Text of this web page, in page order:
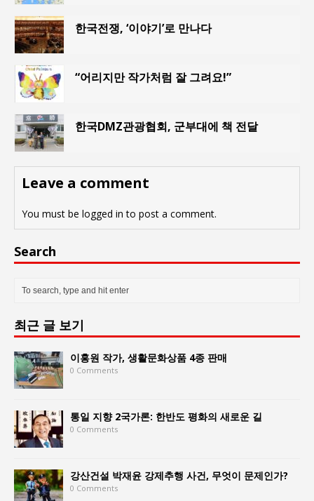
한국전쟁, ‘이야기’로 만나다
“어리지만 작가처럼 잘 그려요!”
한국DMZ관광협회, 군부대에 책 전달
Leave a comment
You must be logged in to post a comment.
Search
최근 글 보기
이홍원 작가, 생활문화상품 4종 판매
0 Comments
통일 지향 2국가론: 한반도 평화의 새로운 길
0 Comments
강산건설 박재윤 강제추행 사건, 무엇이 문제인가?
0 Comments